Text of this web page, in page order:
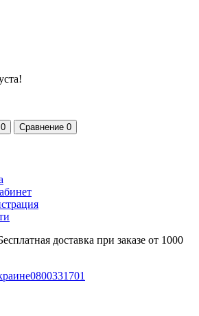
0 Сравнение 0
доставка при заказе от 1000
0800331701